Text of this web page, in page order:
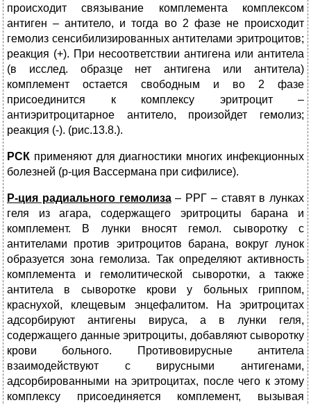
происходит связывание комплемента комплексом
антиген – антитело, и тогда во 2 фазе не происходит
гемолиз сенсибилизированных антителами эритроцитов;
реакция (+). При несоответствии антигена или антитела
(в исслед. образце нет антигена или антитела)
комплемент остается свободным и во 2 фазе
присоединится к комплексу эритроцит –
антиэритроцитарное антитело, произойдет гемолиз;
реакция (-). (рис.13.8.).
РСК применяют для диагностики многих инфекционных
болезней (р-ция Вассермана при сифилисе).
Р-ция радиального гемолиза– РРГ – ставят в лунках
геля из агара, содержащего эритроциты барана и
комплемент. В лунки вносят гемол. сыворотку с
антителами против эритроцитов барана, вокруг лунок
образуется зона гемолиза. Так определяют активность
комплемента и гемолитической сыворотки, а также
антитела в сыворотке крови у больных гриппом,
краснухой, клещевым энцефалитом. На эритроцитах
адсорбируют антигены вируса, а в лунки геля,
содержащего данные эритроциты, добавляют сыворотку
крови больного. Противовирусные антитела
взаимодействуют с вирусными антигенами,
адсорбированными на эритроцитах, после чего к этому
комплексу присоединяется комплемент, вызывая